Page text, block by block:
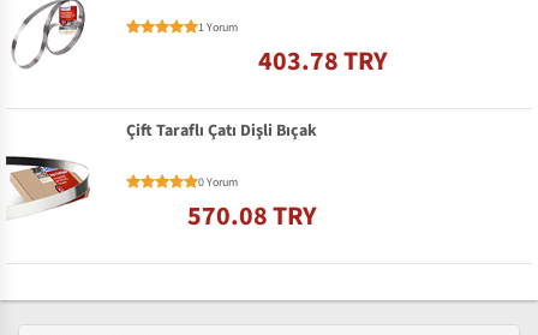
1 Yorum
403.78 TRY
Çift Taraflı Çatı Dişli Bıçak
0 Yorum
570.08 TRY